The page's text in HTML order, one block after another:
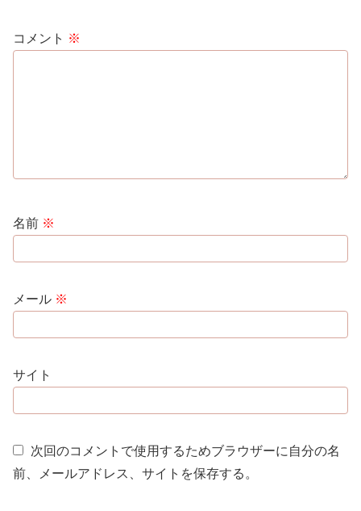
コメント ※
名前 ※
メール ※
サイト
次回のコメントで使用するためブラウザーに自分の名
前、メールアドレス、サイトを保存する。